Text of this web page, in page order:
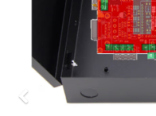
Previous